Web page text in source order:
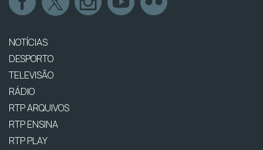
NOTÍCIAS
DESPORTO
TELEVISÃO
RÁDIO
RTP ARQUIVOS
RTP ENSINA
RTP PLAY